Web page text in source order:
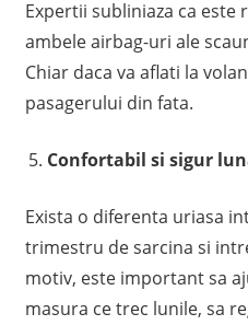
Expertii subliniaza ca este
ambele airbag-uri ale
Chiar daca va aflati la
pasagerului din fata.
Confortabil si sigur
Exista o diferenta uriasa
trimestru de sarcina si
motiv, este important sa
masura ce trec lunile, sa